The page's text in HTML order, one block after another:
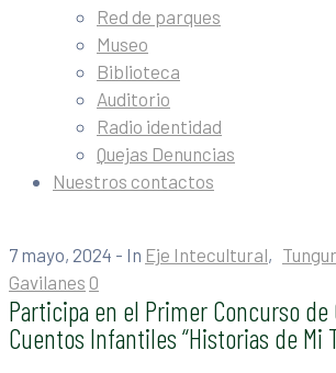
Red de parques
Museo
Biblioteca
Auditorio
Radio identidad
Quejas Denuncias
Nuestros contactos
7 mayo, 2024 - In Eje Intecultural‚
Gavilanes 0
Participa en el Primer Concurso de
Cuentos Infantiles “Historias de Mi